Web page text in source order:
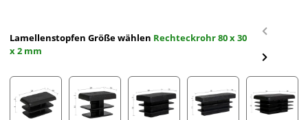
Lamellenstopfen Größe wählen Rechteckrohr 80 x 30
x 2 mm